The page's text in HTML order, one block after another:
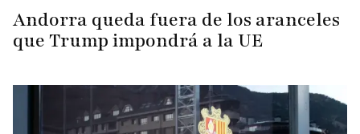
Andorra queda fuera de los aranceles
que Trump impondrá a la UE